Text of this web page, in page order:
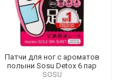
Патчи для ног с ароматов
полыни Sosu Detox 6 пар
SOSU